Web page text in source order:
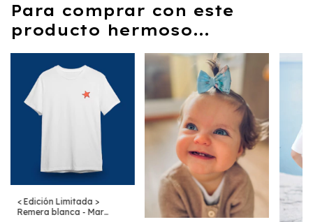
Para comprar con este
producto hermoso...
< Edición Limitada >
Remera blanca - Mar